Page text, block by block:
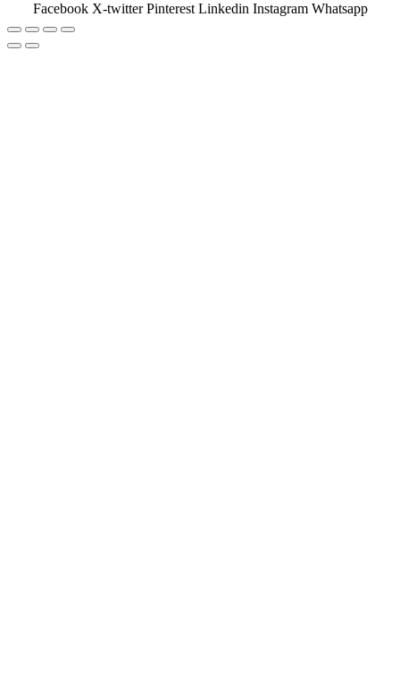
Facebook X-twitter Pinterest Linkedin Instagram Whatsapp